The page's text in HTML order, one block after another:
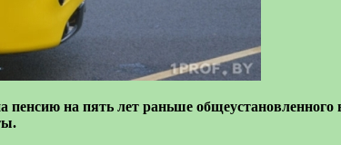
на пять лет раньше общеустановленного